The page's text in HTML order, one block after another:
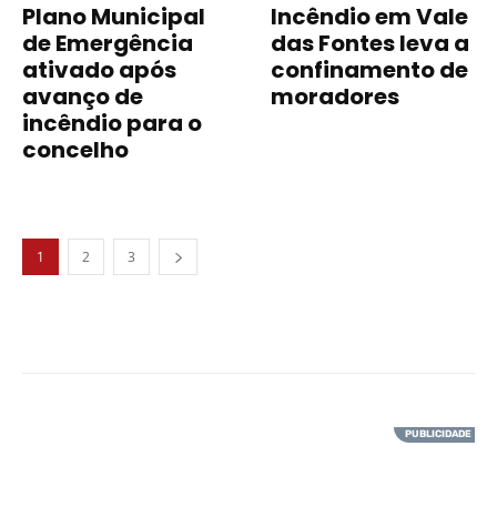
Plano Municipal
de Emergência
ativado após
avanço de
incêndio para o
concelho
Incêndio em Vale
das Fontes leva a
confinamento de
moradores
1 2 3